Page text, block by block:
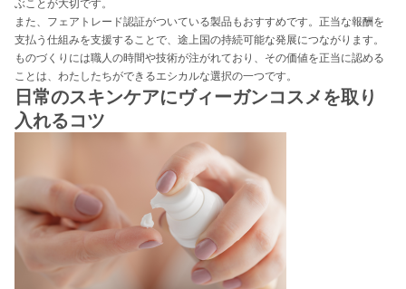
ぶことが大切です。
また、フェアトレード認証がついている製品もおすすめです。正当な報酬を
支払う仕組みを支援することで、途上国の持続可能な発展につながります。
ものづくりには職人の時間や技術が注がれており、その価値を正当に認める
ことは、わたしたちができるエシカルな選択の一つです。
日常のスキンケアにヴィーガンコスメを取り
入れるコツ